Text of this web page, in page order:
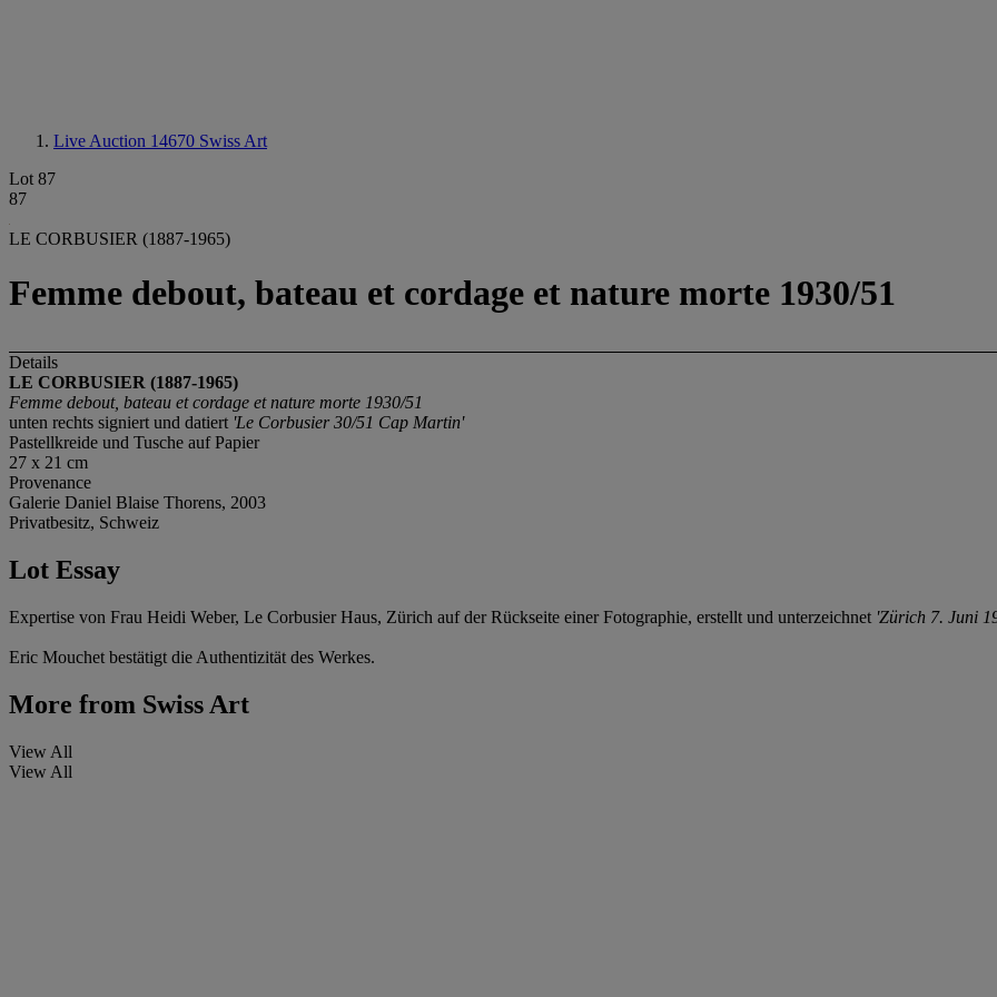
Live Auction 14670 Swiss Art
Lot 87
87
LE CORBUSIER (1887-1965)
Femme debout, bateau et cordage et nature morte 1930/51
Details
LE CORBUSIER (1887-1965)
Femme debout, bateau et cordage et nature morte 1930/51
unten rechts signiert und datiert 'Le Corbusier 30/51 Cap Martin'
Pastellkreide und Tusche auf Papier
27 x 21 cm
Provenance
Galerie Daniel Blaise Thorens, 2003
Privatbesitz, Schweiz
Lot Essay
Expertise von Frau Heidi Weber, Le Corbusier Haus, Zürich auf der Rückseite einer Fotographie, erstellt und unterzeichnet 'Zürich 7. Juni
Eric Mouchet bestätigt die Authentizität des Werkes.
More from Swiss Art
View All
View All